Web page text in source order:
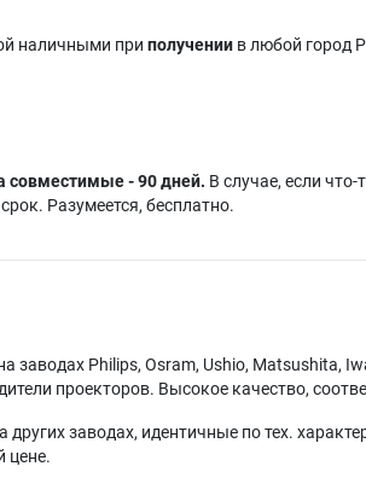
наличными при получении в любой город
совместимые - 90 дней. В случае, если что-
Разумеется, бесплатно.
Philips, Osram, Ushio, Matsushita,
проекторов. Высокое качество,
заводах, идентичные по тех.
цене.